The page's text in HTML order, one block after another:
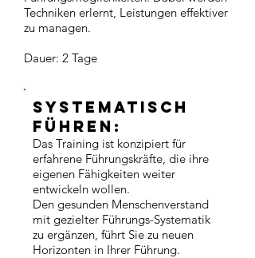
Techniken erlernt, Leistungen effektiver
zu managen.
Dauer: 2 Tage
systematisch
Führen:
Das Training ist konzipiert für
erfahrene Führungskräfte, die ihre
eigenen Fähigkeiten weiter
entwickeln wollen.
Den gesunden Menschenverstand
mit gezielter Führungs-Systematik
zu ergänzen, führt Sie zu neuen
Horizonten in Ihrer Führung.